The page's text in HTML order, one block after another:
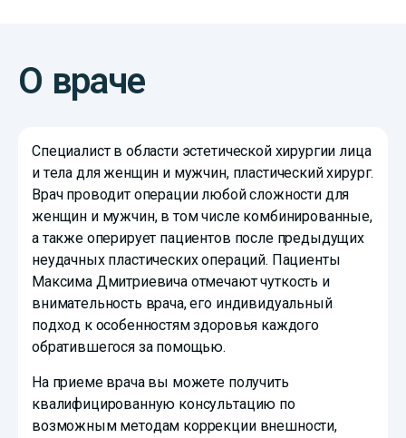
О враче
Специалист в области эстетической хирургии лица
и тела для женщин и мужчин, пластический хирург.
Врач проводит операции любой сложности для
женщин и мужчин, в том числе комбинированные,
а также оперирует пациентов после предыдущих
неудачных пластических операций. Пациенты
Максима Дмитриевича отмечают чуткость и
внимательность врача, его индивидуальный
подход к особенностям здоровья каждого
обратившегося за помощью.
На приеме врача вы можете получить
квалифицированную консультацию по
возможным методам коррекции внешности,